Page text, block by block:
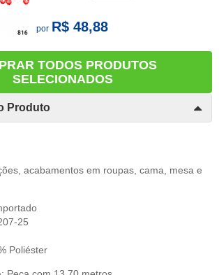
por R$ 48,88
TODOS PRODUTOS
SELECIONADOS
Produto
acabamentos em roupas, cama, mesa e
25
Poliéster